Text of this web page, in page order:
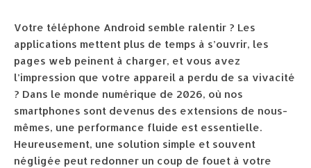
Votre téléphone Android semble ralentir ? Les
applications mettent plus de temps à s’ouvrir, les
pages web peinent à charger, et vous avez
l’impression que votre appareil a perdu de sa vivacité
? Dans le monde numérique de 2026, où nos
smartphones sont devenus des extensions de nous-
mêmes, une performance fluide est essentielle.
Heureusement, une solution simple et souvent
négligée peut redonner un coup de fouet à votre